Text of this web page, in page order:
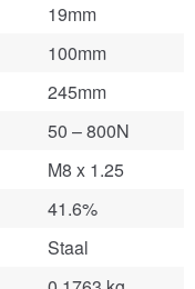
19mm
100mm
245mm
50 – 800N
M8 x 1.25
41.6%
Staal